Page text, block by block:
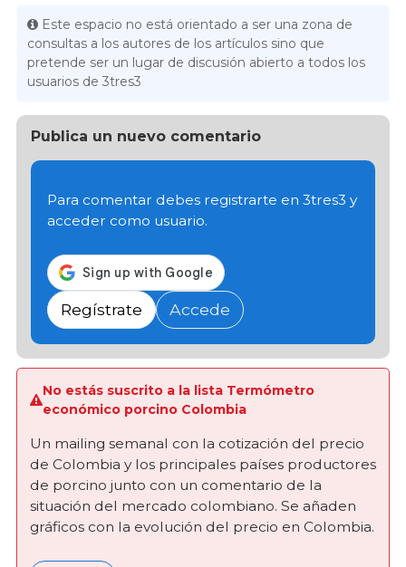
Este espacio no está orientado a ser una zona de
consultas a los autores de los artículos sino que
pretende ser un lugar de discusión abierto a todos los
usuarios de 3tres3
Publica un nuevo comentario
Para comentar debes registrarte en 3tres3 y
acceder como usuario.
Regístrate Accede
No estás suscrito a la lista Termómetro
económico porcino Colombia
Un mailing semanal con la cotización del precio
de Colombia y los principales países productores
de porcino junto con un comentario de la
situación del mercado colombiano. Se añaden
gráficos con la evolución del precio en Colombia.